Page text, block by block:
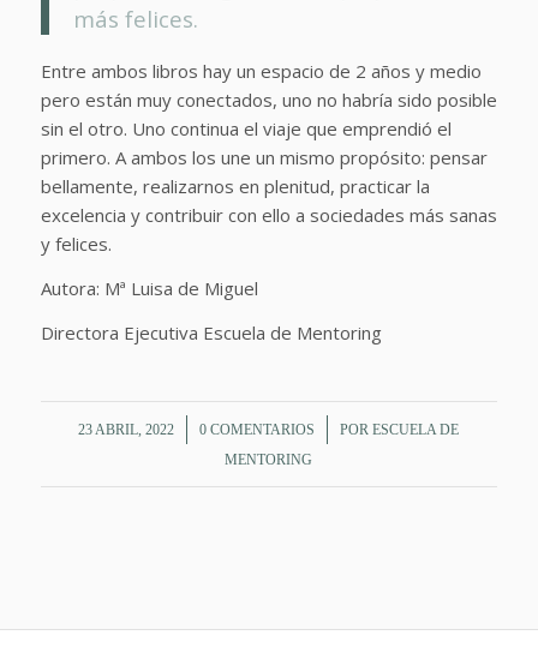
más felices.
Entre ambos libros hay un espacio de 2 años y medio
pero están muy conectados, uno no habría sido posible
sin el otro. Uno continua el viaje que emprendió el
primero. A ambos los une un mismo propósito: pensar
bellamente, realizarnos en plenitud, practicar la
excelencia y contribuir con ello a sociedades más sanas
y felices.
Autora: Mª Luisa de Miguel
Directora Ejecutiva Escuela de Mentoring
23 ABRIL, 2022
/ 0 COMENTARIOS
/ PORESCUELA DE
MENTORING